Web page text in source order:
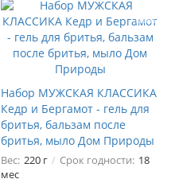
Набор МУЖСКАЯ КЛАССИКА
Кедр и Бергамот - гель для
бритья, бальзам после
бритья, мыло Дом Природы
Вес: 220 г Срок годности: 18
мес